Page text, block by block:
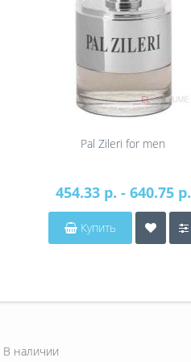
Pal Zileri for men
454.33 р. - 640.75 р.
Купить
В наличии